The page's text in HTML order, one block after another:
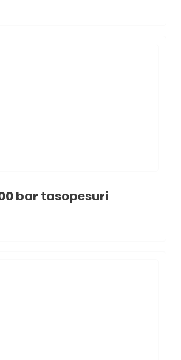
bar taso­pe­suri